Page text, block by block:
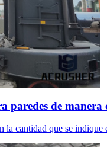
paredes de manera
la cantidad que se